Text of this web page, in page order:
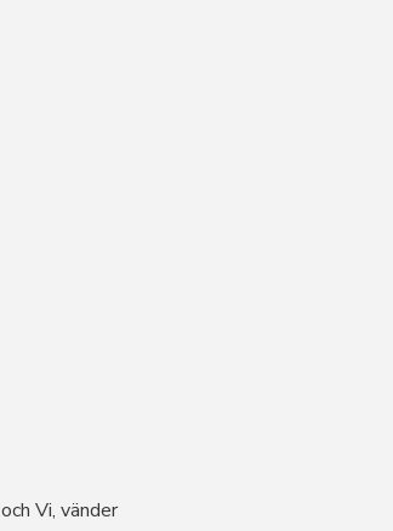
och Vi, vänder